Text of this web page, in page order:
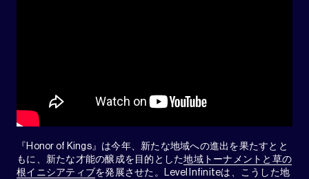
『Honor of Kings』は今年、新たな地域への進出を果たすとと
もに、新たな才能の醸成を目的とした地域トーナメントと草の
根イニシアティブ を発展させた。Level Infiniteは、こうした地